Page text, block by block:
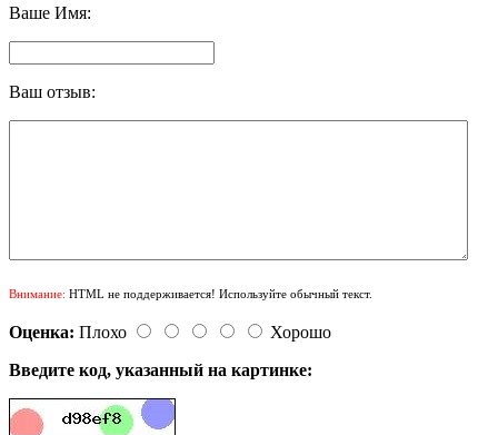
Ваше Имя:
Ваш отзыв:
Внимание: HTML не поддерживается! Используйте обычный текст.
Оценка: Плохо
Хорошо
Введите код, указанный на картинке: